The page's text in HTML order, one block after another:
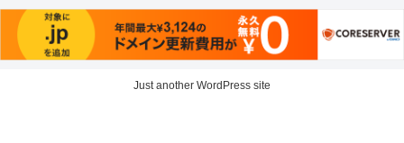
Just another WordPress site